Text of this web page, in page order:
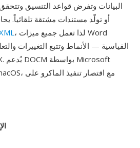
البيانات وتفرض قواعد التنسيق
أو تولّد مستندات مشتقة تلقائياً.
، لذا تعمل جميع ميزات Word
القياسية — الأنماط وتتبع التغييرات